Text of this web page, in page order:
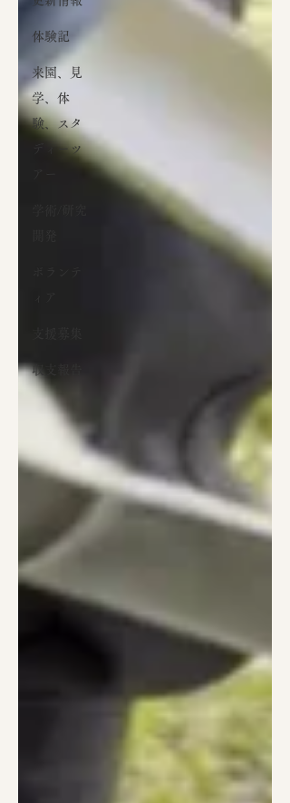
体験記
来園、見
学、体
験、スタ
ディーツ
収支報告